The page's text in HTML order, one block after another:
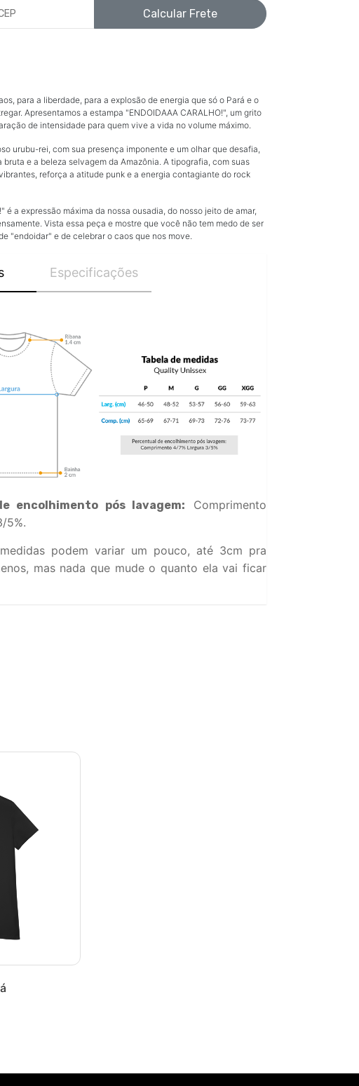
Calcular Frete
para a liberdade, para a explosão de energia que só o Pará e o
Apresentamos a estampa "ENDOIDAAA CARALHO!", um grito
de intensidade para quem vive a vida no volume máximo.
urubu-rei, com sua presença imponente e um olhar que desafia,
bruta e a beleza selvagem da Amazônia. A tipografia, com suas
reforça a atitude punk e a energia contagiante do rock
é a expressão máxima da nossa ousadia, do nosso jeito de amar,
Vista essa peça e mostre que você não tem medo de ser
"endoidar" e de celebrar o caos que nos move.
Especificações
encolhimento pós lavagem:
Comprimento
5%.
podem variar um pouco, até 3cm pra
mas nada que mude o quanto ela vai ficar